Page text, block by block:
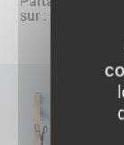
sur :